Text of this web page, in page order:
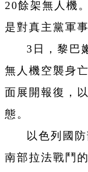
20餘架無人機
是對真主黨軍
3日，黎巴
無人機空襲身
面展開報復，
態。
以色列國
南部拉法戰鬥